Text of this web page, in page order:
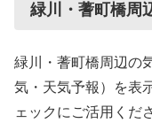
緑川・蓍町橋周
緑川・蓍町橋周辺の
気・天気予報）を表
ェックにご活用くだ